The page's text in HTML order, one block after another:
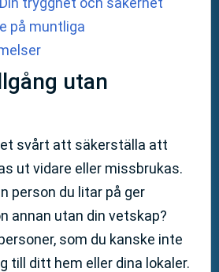
på muntliga
utan
svårt att säkerställa att
ut vidare eller missbrukas.
person du litar på ger
annan utan din vetskap?
som du kanske inte
till ditt hem eller dina lokaler.